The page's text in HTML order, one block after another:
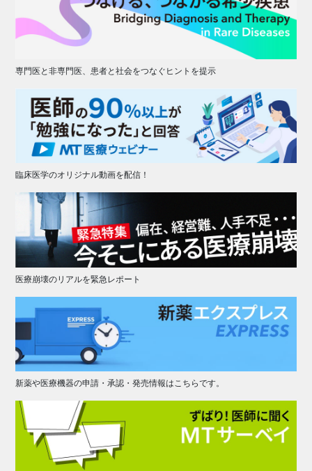
専門医と非専門医、患者と社会をつなぐヒントを提示
臨床医学のオリジナル動画を配信！
医療崩壊のリアルを緊急レポート
新薬や医療機器の申請・承認・発売情報はこちらです。